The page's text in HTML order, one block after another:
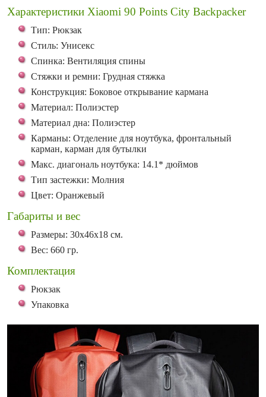
Характеристики Xiaomi 90 Points City Backpacker
Тип: Рюкзак
Стиль: Унисекс
Спинка: Вентиляция спины
Стяжки и ремни: Грудная стяжка
Конструкция: Боковое открывание кармана
Материал: Полиэстер
Материал дна: Полиэстер
Карманы: Отделение для ноутбука, фронтальный
карман, карман для бутылки
Макс. диагональ ноутбука: 14.1* дюймов
Тип застежки: Молния
Цвет: Оранжевый
Габариты и вес
Размеры: 30x46x18 см.
Вес: 660 гр.
Комплектация
Рюкзак
Упаковка